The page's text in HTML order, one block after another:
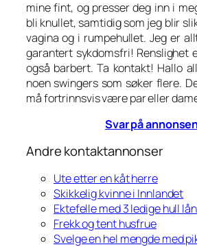
mine fint, og presser deg inn i
bli knullet, samtidig som jeg blir
vagina og i rumpehullet. Jeg er
garantert sykdomsfri! Renslighet
også barbert. Ta kontakt! Hallo
noen swingers som søker flere.
må fortrinnsvis være par eller
Svar på
Andre kontaktannonser
Ute etter en kåt herre
Skikkelig kvinne i Innlandet
Ektefelle med 3 ledige hull
Frekk og tent husfrue
Svelge en hel mengde med